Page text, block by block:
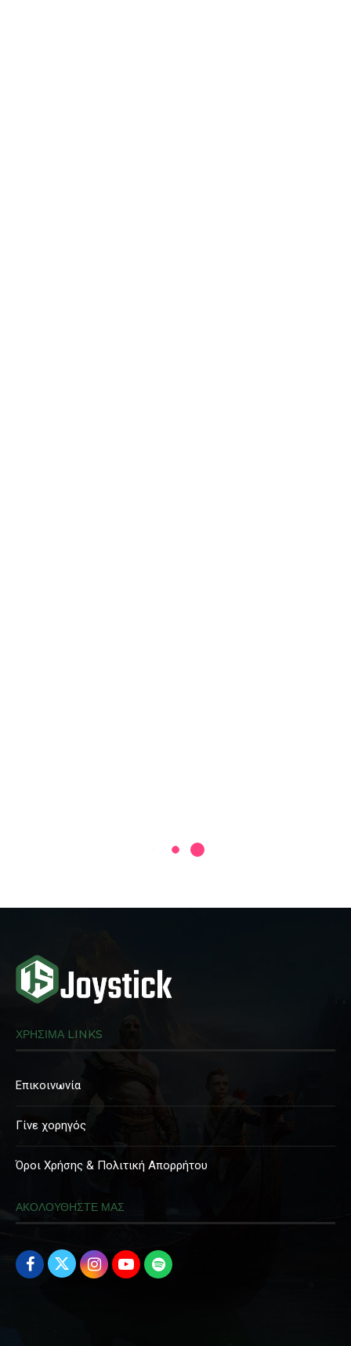
ΧΡΗΣΙΜΑ LINKS
Επικοινωνία
Γίνε χορηγός
Όροι Χρήσης & Πολιτική Απορρήτου
ΑΚΟΛΟΥΘΗΣΤΕ ΜΑΣ